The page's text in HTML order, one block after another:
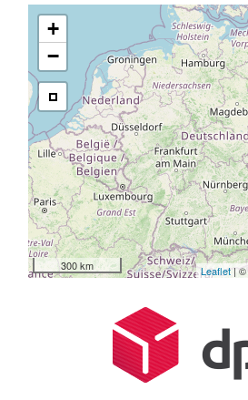
+
−
300 km Leaflet | ©